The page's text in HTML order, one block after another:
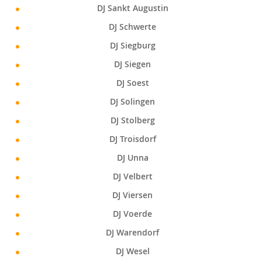
DJ Sankt Augustin
DJ Schwerte
DJ Siegburg
DJ Siegen
DJ Soest
DJ Solingen
DJ Stolberg
DJ Troisdorf
DJ Unna
DJ Velbert
DJ Viersen
DJ Voerde
DJ Warendorf
DJ Wesel